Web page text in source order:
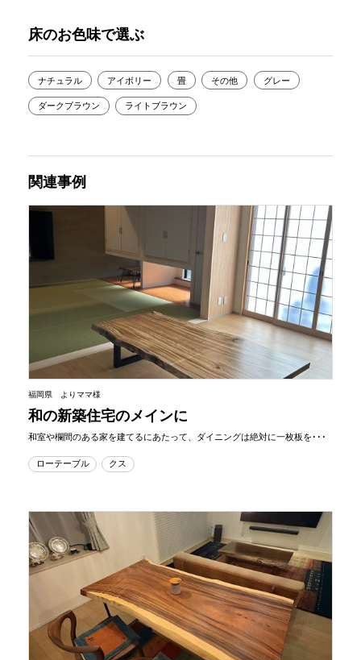
床のお色味で選ぶ
ナチュラル アイボリー 畳 その他 グレー
ダークブラウン ライトブラウン
関連事例
福岡県 よりママ様
和の新築住宅のメインに
和室や欄間のある家を建てるにあたって、ダイニングは絶対に一枚板を･･･
ローテーブル クス